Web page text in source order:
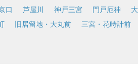
口 芦屋川 神戸三宮 門戸厄神
旧居留地・大丸前 三宮・花時計前